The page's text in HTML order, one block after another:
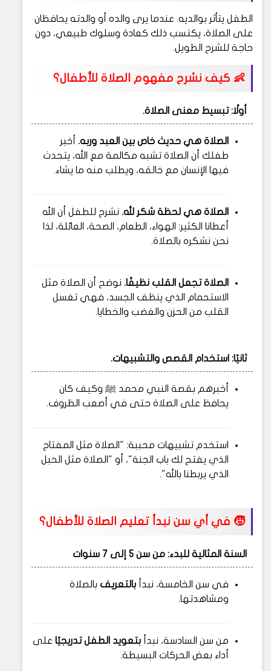
الطفل يتأثر بوالديه. عندما يرى والده أو والدته يحافظان
على الصلاة، يكتسب ذلك كعادة وسلوك طبيعي، دون
حاجة للشرح الطويل.
👶 كيف نشرح مفهوم الصلاة للأطفال؟
أولًا: تبسيط معنى الصلاة.
الصلاة هي حديث خاص بين العبد وربه. أخبر
طفلك أن الصلاة تشبه مكالمة مع الله، يتحدث
فيها الإنسان مع خالقه، ويطلب منه ما يشاء.
الصلاة هي لحظة شكر لله. نشرح للطفل أن الله
أعطانا الكثير: الهواء، الطعام، الصحة، العائلة، لذا
نحن نشكره بالصلاة.
الصلاة تجعل القلب نظيفًا. نوضح أن الصلاة مثل
الاستحمام الذي ينظف الجسد، فهي تغسل
القلب من الحزن والغضب والخطايا.
ثانيًا: استخدام القصص والتشبيهات.
أخبرهم بقصة النبي محمد ﷺ وكيف كان
يحافظ على الصلاة حتى في أصعب الظروف.
استخدم تشبيهات محببة: "الصلاة مثل المفتاح
الذي يفتح لك باب الجنة"، أو "الصلاة مثل الحبل
الذي يربطنا بالله".
🧒 في أي سن نبدأ تعليم الصلاة للأطفال؟
السنة المثالية للبدء: من سن 5 إلى 7 سنوات
في سن الخامسة، نبدأ بالتعريف بالصلاة
ومشاهدتها.
من سن السادسة، نبدأ بتعويد الطفل تدريجيًا على
أداء بعض الحركات البسيطة.